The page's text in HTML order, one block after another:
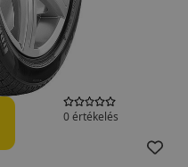
0 értékelés